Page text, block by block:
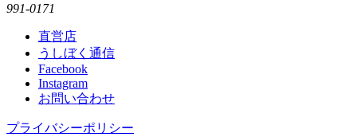
991-0171
直営店
うしぼく通信
Facebook
Instagram
お問い合わせ
プライバシーポリシー